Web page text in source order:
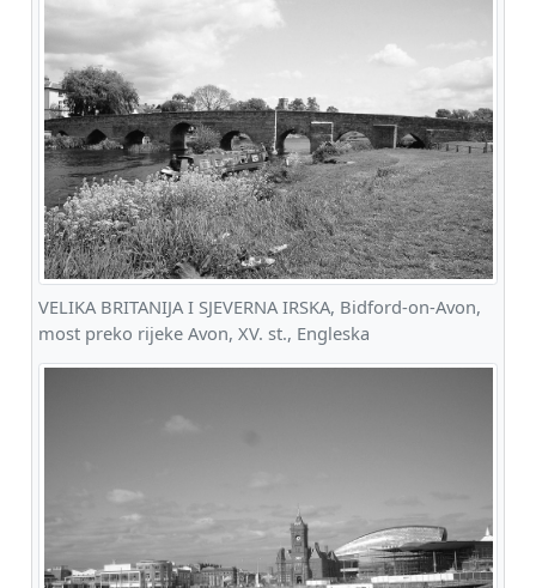
VELIKA BRITANIJA I SJEVERNA IRSKA, Bidford-on-Avon,
most preko rijeke Avon, XV. st., Engleska